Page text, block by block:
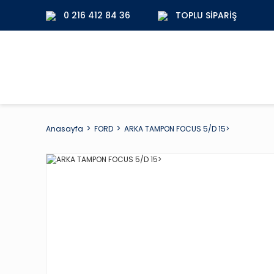
0 216 412 84 36 TOPLU SIPARIŞ
Anasayfa FORD ARKA TAMPON FOCUS 5/D 15>